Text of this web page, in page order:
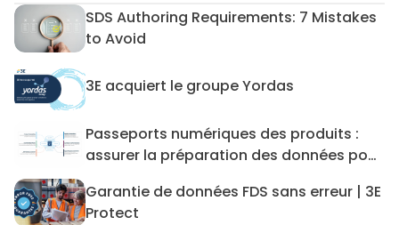
SDS Authoring Requirements: 7 Mistakes
to Avoid
3E acquiert le groupe Yordas3E acquiert le groupe Yordas
Passeports numériques des produits :
assurer la préparation des données pour
Passeports numériques
Garantie de données FDS sans erreur | 3E
Protect